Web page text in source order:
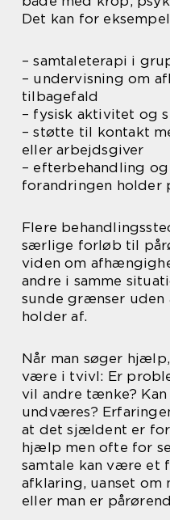
Det kan for
– samtaleterapi i
– undervisning om
tilbagefald
– fysisk aktivitet og
– støtte til kontakt
eller arbejdsgiver
– efterbehandling
forandringen holder
Flere
særlige forløb til
viden om
andre i samme
sunde grænser uden
holder af.
Når man søger
være i tvivl: Er
vil andre tænke?
undværes?
at det sjældent er
hjælp men ofte for
samtale kan være
afklaring, uanset om
eller man er